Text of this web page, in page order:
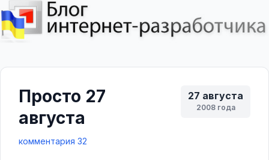
27 августа
2008 года
Просто 27
августа
комментария 32